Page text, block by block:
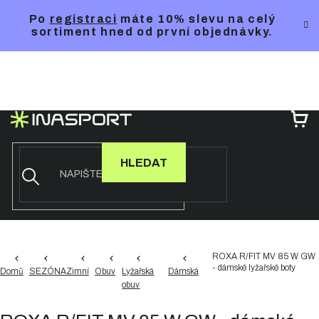
Po registraci máte 10% slevu na celý
sortiment hned od první objednávky.
HLEDAT
Domů SEZÓNAZimní Obuv
Lyžařská
obuv
Dámská
ROXA R/FIT MV 85 W GW
- dámské lyžařské boty